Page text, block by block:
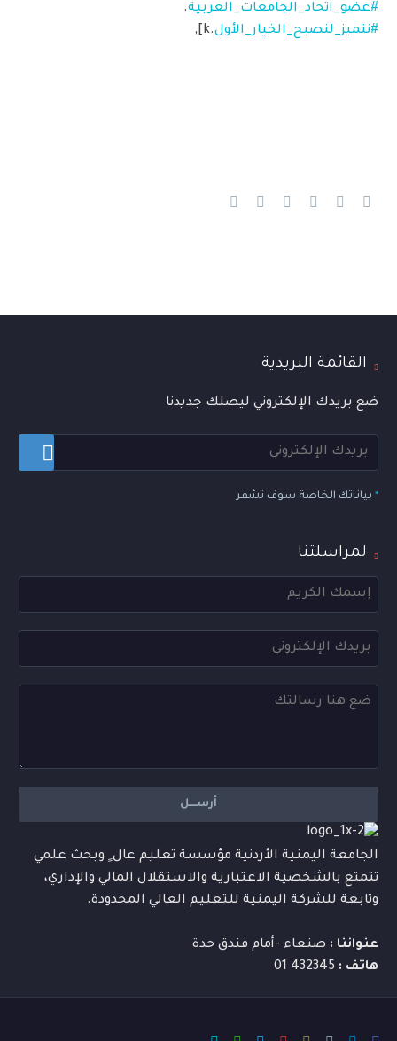
#عضو_اتحاد_الجامعات_العربية.
#نتميز_لنصبح_الخيار_الأول.k],
القائمة البريدية
ضع بريدك الإلكتروني ليصلك جديدنا
* بياناتك الخاصة سوف تشفر
لمراسلتنا
الجامعة اليمنية الأردنية مؤسسة تعليم عال ٍ وبحث علمي
تتمتع بالشخصية الاعتبارية والاستقلال المالي والإداري،
وتابعة للشركة اليمنية للتعليم العالي المحدودة.
عنواننا : صنعاء -أمام فندق حدة
هاتف :